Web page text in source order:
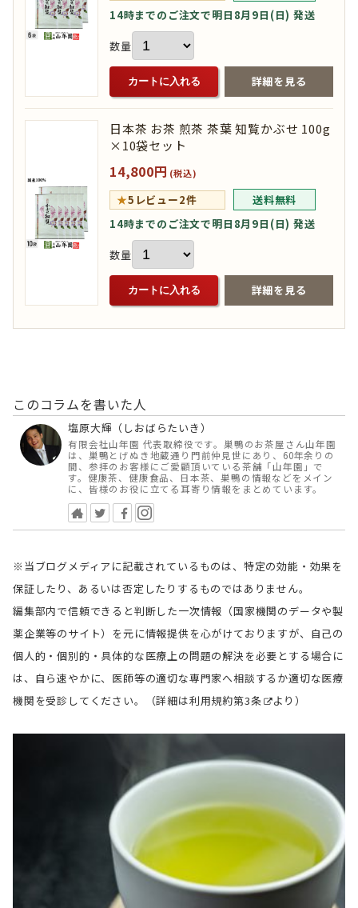
14時までのご注文で明日8月9日(日) 発送
数量
カートに入れる 詳細を見る
日本茶 お茶 煎茶 茶葉 知覧かぶせ 100g
×10袋セット
14,800円 (税込)
★5 レビュー2件
送料無料
14時までのご注文で明日8月9日(日) 発送
数量
カートに入れる 詳細を見る
このコラムを書いた人
塩原大輝（しおばらたいき）
有限会社山年園 代表取締役です。巣鴨のお茶屋さん山年園
は、巣鴨とげぬき地蔵通り門前仲見世にあり、60年余りの
間、参拝のお客様にご愛顧頂いている茶舗「山年園」で
す。健康茶、健康食品、日本茶、巣鴨の情報などをメイン
に、皆様のお役に立てる耳寄り情報をまとめています。
※当ブログメディアに記載されているものは、特定の効能・効果を
保証したり、あるいは否定したりするものではありません。
編集部内で信頼できると判断した一次情報（国家機関のデータや製
薬企業等のサイト）を元に情報提供を心がけておりますが、自己の
個人的・個別的・具体的な医療上の問題の解決を必要とする場合に
は、自ら速やかに、医師等の適切な専門家へ相談するか適切な医療
機関を受診してください。（詳細は利用規約第3条 より）